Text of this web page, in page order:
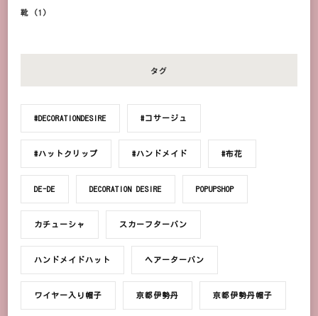
靴 (1)
タグ
#DECORATIONDESIRE #コサージュ
#ハットクリップ #ハンドメイド #布花
DE-DE DECORATION DESIRE POPUPSHOP
カチューシャ スカーフターバン
ハンドメイドハット ヘアーターバン
ワイヤー入り帽子 京都伊勢丹 京都伊勢丹帽子